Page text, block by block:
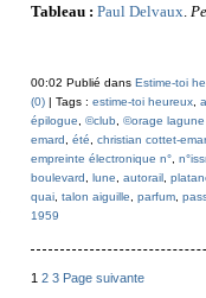
Tableau : Paul Delvaux
00:02 Publié dans Estime-toi
(0)| Tags : estime-toi heureux,
épilogue
©club
©orage lagune
emard
été
christian cottet-
empreinte électronique n°,
boulevard
lune autorail,
quai, talon aiguille parfum,
1959
1 2 3 Page suivante